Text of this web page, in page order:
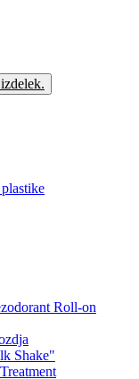
Roll-on
Shake"